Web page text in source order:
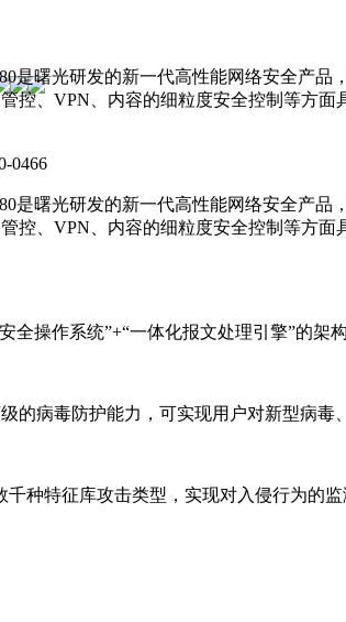
是曙光研发的新一代高性能网络安全产
控、VPN、内容的细粒度安全控制等方
0466
是曙光研发的新一代高性能网络安全产
控、VPN、内容的细粒度安全控制等方
全操作系统”+“一体化报文处理引擎”的
的病毒防护能力，可实现用户对新型病毒
千种特征库攻击类型，实现对入侵行为的